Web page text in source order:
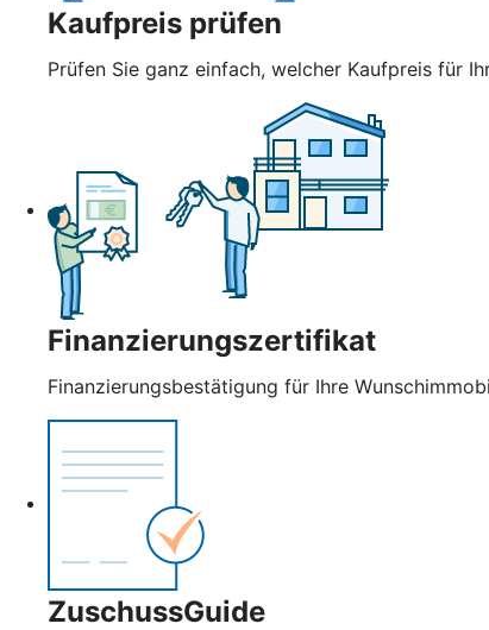
Kaufpreis prüfen
Prüfen Sie ganz einfach, welcher Kaufpreis für
Finanzierungszertifikat
Finanzierungsbestätigung für Ihre
ZuschussGuide